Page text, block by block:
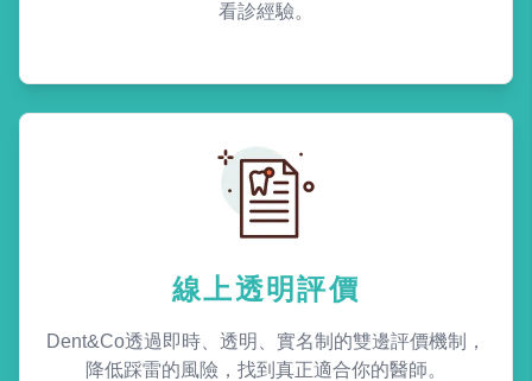
看診經驗。
線上透明評價
Dent&Co透過即時、透明、實名制的雙邊評價機制，
降低踩雷的風險，找到真正適合你的醫師。